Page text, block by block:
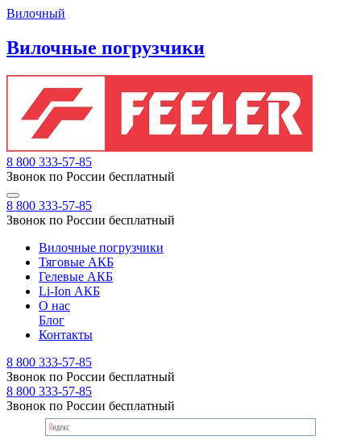
Вилочный
Вилочные погрузчики
8 800 333-57-85
Звонок по России бесплатный
8 800 333-57-85
Звонок по России бесплатный
Вилочные погрузчики
Тяговые АКБ
Гелевые АКБ
Li-Ion АКБ
О нас
Блог
Контакты
8 800 333-57-85
Звонок по России бесплатный
8 800 333-57-85
Звонок по России бесплатный